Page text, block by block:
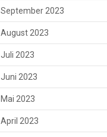
September 2023
August 2023
Juli 2023
Juni 2023
Mai 2023
April 2023